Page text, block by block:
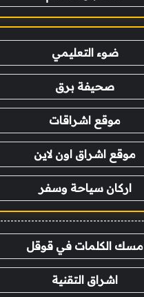
ضوء التعليمي
صحيفة برق
موقع اشراقات
موقع اشراق اون لاين
اركان سياحة وسفر
مسك الكلمات في قوقل
اشراق التقنية